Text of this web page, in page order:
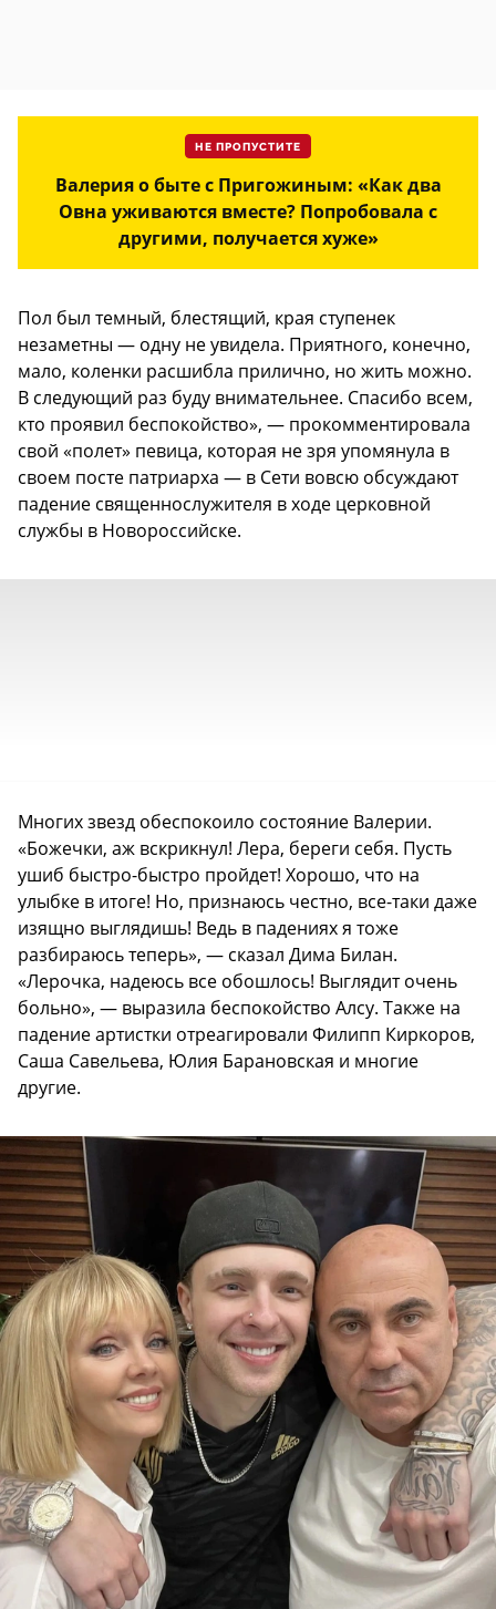
НЕ ПРОПУСТИТЕ
Валерия о быте с Пригожиным: «Как два
Овна уживаются вместе? Попробовала с
другими, получается хуже»
Пол был темный, блестящий, края ступенек
незаметны — одну не увидела. Приятного, конечно,
мало, коленки расшибла прилично, но жить можно.
В следующий раз буду внимательнее. Спасибо всем,
кто проявил беспокойство», — прокомментировала
свой «полет» певица, которая не зря упомянула в
своем посте патриарха — в Сети вовсю обсуждают
падение священнослужителя в ходе церковной
службы в Новороссийске.
Многих звезд обеспокоило состояние Валерии.
«Божечки, аж вскрикнул! Лера, береги себя. Пусть
ушиб быстро-быстро пройдет! Хорошо, что на
улыбке в итоге! Но, признаюсь честно, все-таки даже
изящно выглядишь! Ведь в падениях я тоже
разбираюсь теперь», — сказал Дима Билан.
«Лерочка, надеюсь все обошлось! Выглядит очень
больно», — выразила беспокойство Алсу. Также на
падение артистки отреагировали Филипп Киркоров,
Саша Савельева, Юлия Барановская и многие
другие.